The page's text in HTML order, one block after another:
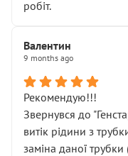
робіт.
Валентин
9 months ago
Рекомендую!!!
Звернувся до
витік рідини з
заміна даної